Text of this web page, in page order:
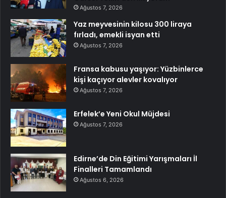
Ağustos 7, 2026
Yaz meyvesinin kilosu 300 liraya
fırladı, emekli isyan etti
Ağustos 7, 2026
Fransa kabusu yaşıyor: Yüzbinlerce
kişi kaçıyor alevler kovalıyor
Ağustos 7, 2026
Erfelek’e Yeni Okul Müjdesi
Ağustos 7, 2026
Edirne’de Din Eğitimi Yarışmaları İl
Finalleri Tamamlandı
Ağustos 6, 2026